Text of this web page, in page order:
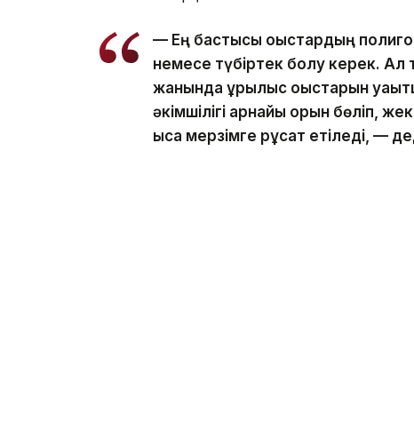
— Ең бастысы қоқыстардың
немесе түбіртек болу керек. Ал
жанында құрылыс қоқыстарын
әкімшілігі арнайы орын бөліп,
қысқа мерзімге рұқсат етіледі, —